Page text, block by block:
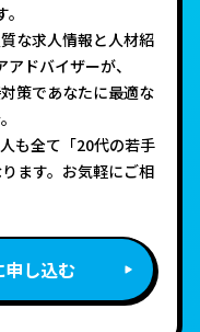
な求人情報と人材紹
ドバイザーが、
策であなたに最適な
も全て「20代の若手
ます。お気軽にご相
申し込む